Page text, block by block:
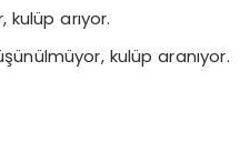
arıyor.
kulüp aranıyor.